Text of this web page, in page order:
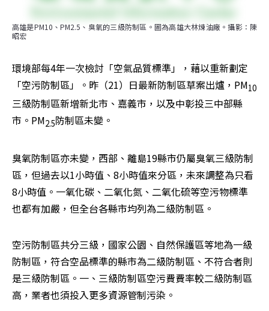
高雄是PM10、PM2.5、臭氧的三級防制區。圖為高雄大林煉油廠。攝影：陳
昭宏
環境部每4年一次檢討「空氣品質標準」，藉以重新劃定
「空污防制區」。昨（21）日最新防制區草案出爐，PM10
三級防制區新增新北市、嘉義市，以及中彰投三中部縣
市。PM2.5防制區未變。
臭氧防制區亦未變，西部、離島19縣市仍屬臭氧三級防制
區，但過去以1小時值、8小時值來分區，未來調整為只看
8小時值。一氧化碳、二氧化氮、二氧化硫等空污物標準
也都有加嚴，但全台各縣市均列為二級防制區。
空污防制區共分三級，國家公園、自然保護區等地為一級
防制區，符合空品標準的縣市為二級防制區、不符合者則
是三級防制區。一、三級防制區空污費費率較二級防制區
高，業者也須投入更多資源管制污染。